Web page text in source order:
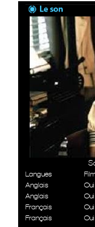
Langues
Anglais
Oui
Anglais
Oui
Français
Oui
Français
Oui